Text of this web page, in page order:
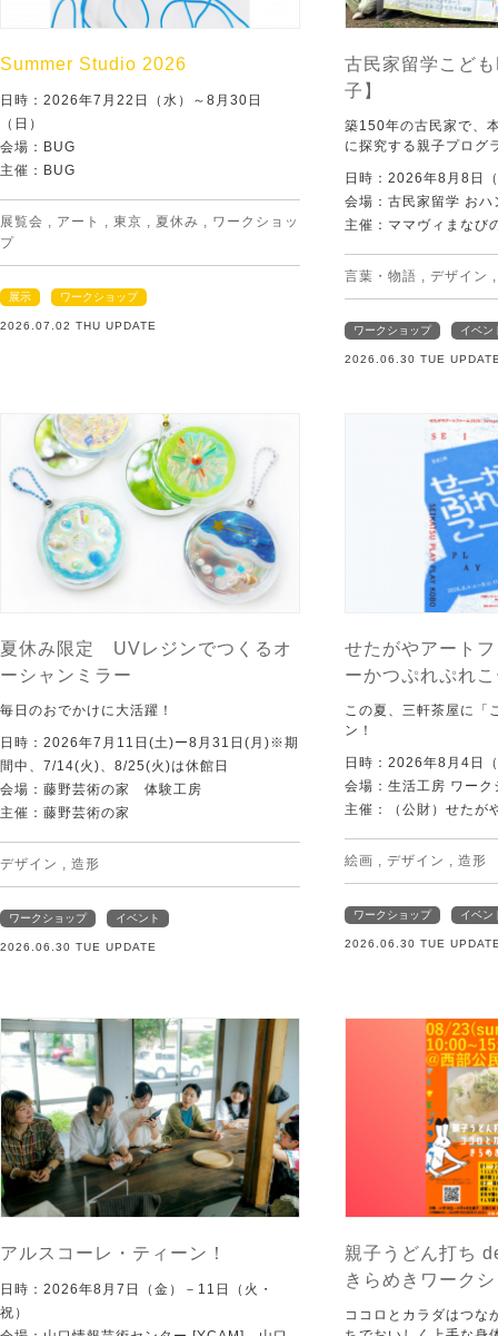
Summer Studio 2026
日時：2026年7月22日（水）～8月30日
（日）
会場：BUG
主催：BUG
展覧会 , アート , 東京 , 夏休み , ワークショッ
プ
展示 ワークショップ
2026.07.02 THU UPDATE
古民家留学こど
子】
築150年の古民家で、
に探究する親子プログ
日時：2026年8月8日
会場：古民家留学 おハ
主催：ママヴィまなび
言葉・物語 , デザイン
ワークショップ イベン
2026.06.30 TUE
夏休み限定 UVレジンでつくるオ
ーシャンミラー
毎日のおでかけに大活躍！
日時：2026年7月11日(土)ー8月31日(月)※期
間中、7/14(火)、8/25(火)は休館日
会場：藤野芸術の家 体験工房
主催：藤野芸術の家
デザイン , 造形
ワークショップ イベント
2026.06.30 TUE UPDATE
せたがやアート
ーかつぷれぷれ
この夏、三軒茶屋に「
ン！
日時：2026年8月4日
会場：生活工房 ワー
主催：（公財）せたが
絵画 , デザイン , 造形
ワークショップ イベン
2026.06.30 TUE
アルスコーレ・ティーン！
日時：2026年8月7日（金）－11日（火・
祝）
親子うどん打ち
きらめきワーク
ココロとカラダはつな